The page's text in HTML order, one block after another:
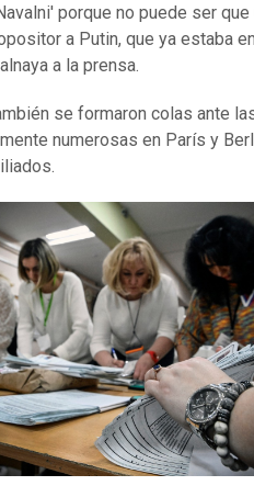
porque no puede ser
a Putin, que ya estaba
a la prensa.
se formaron colas ante
numerosas en París y